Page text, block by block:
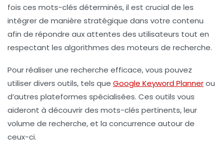
fois ces mots-clés déterminés, il est crucial de les
intégrer de manière stratégique dans votre contenu
afin de répondre aux attentes des utilisateurs tout en
respectant les algorithmes des moteurs de recherche.
Pour réaliser une recherche efficace, vous pouvez
utiliser divers outils, tels que Google Keyword Plannerou
d’autres plateformes spécialisées. Ces outils vous
aideront à découvrir des mots-clés pertinents, leur
volume de recherche, et la concurrence autour de
ceux-ci.